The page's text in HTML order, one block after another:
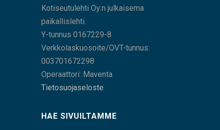
Kotiseutulehti Oy:n julkaisema
paikallislehti.
Y-tunnus 0167229-8
Verkkolaskuosoite/OVT-tunnus:
003701672298
Operaattori: Maventa
Tietosuojaseloste
HAE SIVUILTAMME